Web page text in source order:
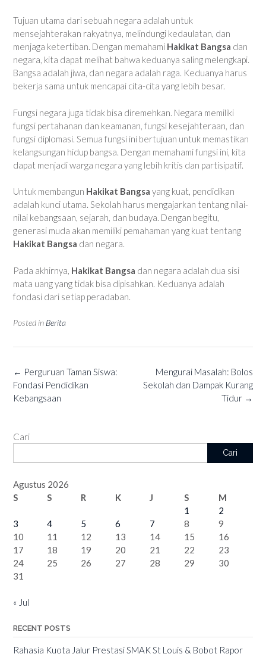
Tujuan utama dari sebuah negara adalah untuk
mensejahterakan rakyatnya, melindungi kedaulatan, dan
menjaga ketertiban. Dengan memahami Hakikat Bangsa dan
negara, kita dapat melihat bahwa keduanya saling melengkapi.
Bangsa adalah jiwa, dan negara adalah raga. Keduanya harus
bekerja sama untuk mencapai cita-cita yang lebih besar.
Fungsi negara juga tidak bisa diremehkan. Negara memiliki
fungsi pertahanan dan keamanan, fungsi kesejahteraan, dan
fungsi diplomasi. Semua fungsi ini bertujuan untuk memastikan
kelangsungan hidup bangsa. Dengan memahami fungsi ini, kita
dapat menjadi warga negara yang lebih kritis dan partisipatif.
Untuk membangun Hakikat Bangsa yang kuat, pendidikan
adalah kunci utama. Sekolah harus mengajarkan tentang nilai-
nilai kebangsaan, sejarah, dan budaya. Dengan begitu,
generasi muda akan memiliki pemahaman yang kuat tentang
Hakikat Bangsa dan negara.
Pada akhirnya, Hakikat Bangsa dan negara adalah dua sisi
mata uang yang tidak bisa dipisahkan. Keduanya adalah
fondasi dari setiap peradaban.
Posted in Berita
Post
navigation
Mengurai Masalah: Bolos
Sekolah dan Dampak Kurang
Tidur →
← Perguruan Taman Siswa:
Fondasi Pendidikan
Kebangsaan
Cari
Cari
Agustus 2026
S
S R K J S
M
1
2
3
4 5 6 7 8
9
10
11 12 13 14 15
16
17
18 19 20 21 22
23
24
25 26 27 28 29
30
31
« Jul
RECENT POSTS
Rahasia Kuota Jalur Prestasi SMAK St Louis & Bobot Rapor